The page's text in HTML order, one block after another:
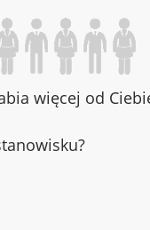
więcej od